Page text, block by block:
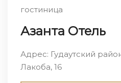
гостиница
Азанта Отель
Адрес: Гудаутский
Лакоба, 16